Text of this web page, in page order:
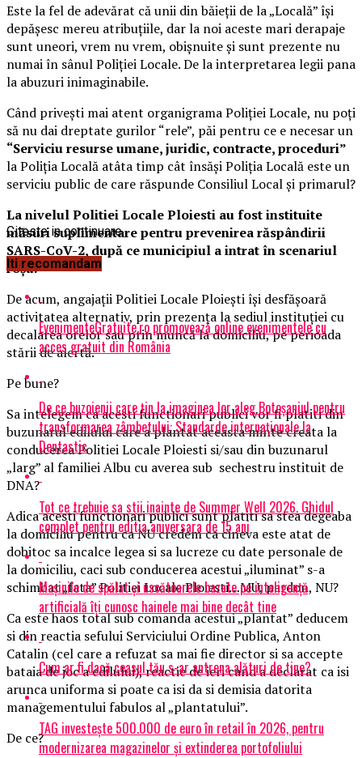
Este la fel de adevărat că unii din băieţii de la „Locală” îşi
depăşesc mereu atribuţiile, dar la noi aceste mari derapaje
sunt uneori, vrem nu vrem, obişnuite şi sunt prezente nu
numai în sânul Poliţiei Locale. De la interpretarea legii pana
la abuzuri inimaginabile.
Când priveşti mai atent organigrama Poliţiei Locale, nu poţi
să nu dai dreptate gurilor “rele”, păi pentru ce e necesar un
“Serviciu resurse umane, juridic, contracte, proceduri”
la Poliţia Locală atâta timp cât însăşi Poliţia Locală este un
serviciu public de care răspunde Consiliul Local şi primarul?
La nivelul Politiei Locale Ploiesti au fost instituite
măsuri suplimentare pentru prevenirea răspândirii
SARS-CoV-2, după ce municipiul a intrat în scenariul
roșu.
De acum, angajații Politiei Locale Ploiești își desfășoară
activitatea alternativ, prin prezența la sediul instituției cu
decalarea orelor sau prin muncă la domiciliu, pe perioada
stării de alertă.
Pe bune?
Sa intelegem ca acesti functionari publici vor fi platiti din
buzunarul edilului care a plantat aceasta minte creata la
conducerea Politiei Locale Ploiesti si/sau din buzunarul
„larg” al familiei Albu cu averea sub sechestru instituit de
DNA?
Adica acesti functionari publici sunt platiti sa stea degeaba
la domiciliu pentru ca NU credem ca cineva este atat de
dobitoc sa incalce legea si sa lucreze cu date personale de
la domiciliu, caci sub conducerea acestui „iluminat” s-a
schimbat „fata” Politiei Locale Ploiesti…MU, pardon, NU?
Ca este haos total sub comanda acestui „plantat” deducem
si din reactia sefului Serviciului Ordine Publica, Anton
Catalin (cel care a refuzat sa mai fie director si sa accepte
bataia de joc a edilului), reactie de ieri cand a declarat ca isi
arunca uniforma si poate ca isi da si demisia datorita
managementului fabulos al „plantatului”.
De ce?
Citeste in continuare
Iti recomandam
EvenimenteGratuite.ro promovează online evenimentele cu
acces gratuit din România
De ce buzoienii care țin la imaginea lor aleg Botoșaniul pentru
transformarea zâmbetului: Standarde internaționale la
Dentastic
Tot ce trebuie sa stii inainte de Summer Well 2026. Ghidul
complet pentru editia aniversara de 15 ani
Mașinile de spălat și uscătoarele bazate pe inteligență
artificială îți cunosc hainele mai bine decât tine
Cum ar fi dacă ceasul tău s-ar antrena alături de tine?
TAG investește 500.000 de euro în retail în 2026, pentru
modernizarea magazinelor și extinderea portofoliului